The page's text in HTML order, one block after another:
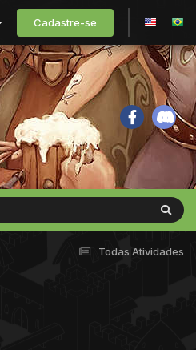
Cadastre-se
Todas Atividades